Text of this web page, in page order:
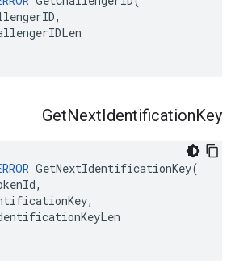
,
GetNextIdentificationKey
GetNextIdentificationKey(